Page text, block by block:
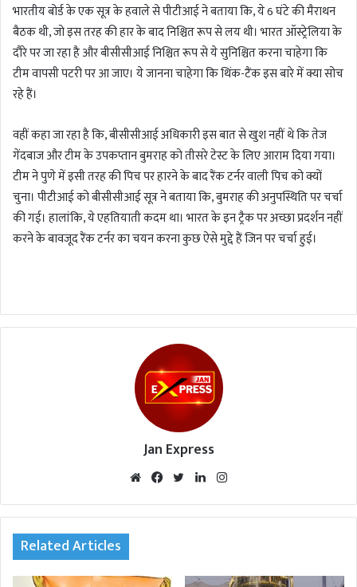
भारतीय बोर्ड के एक सूत्र के हवाले से पीटीआई ने बताया कि, ये 6 घंटे की मैराथन
बैठक थी, जो इस तरह की हार के बाद निश्चित रूप से लय थी। भारत ऑस्ट्रेलिया के
दौरे पर जा रहा है और बीसीसीआई निश्चित रूप से ये सुनिश्चित करना चाहेगा कि
टीम वापसी पटरी पर आ जाए। ये जानना चाहेगा कि थिंक-टैंक इस बारे में क्या सोच
रहे हैं।
वहीं कहा जा रहा है कि, बीसीसीआई अधिकारी इस बात से खुश नहीं थे कि तेज
गेंदबाज और टीम के उपकप्तान बुमराह को तीसरे टेस्ट के लिए आराम दिया गया।
टीम ने पुणे में इसी तरह की पिच पर हारने के बाद रैंक टर्नर वाली पिच को क्यों
चुना। पीटीआई को बीसीसीआई सूत्र ने बताया कि, बुमराह की अनुपस्थिति पर चर्चा
की गई। हालांकि, ये एहतियाती कदम था। भारत के इन ट्रैक पर अच्छा प्रदर्शन नहीं
करने के बावजूद रैंक टर्नर का चयन करना कुछ ऐसे मुद्दे हैं जिन पर चर्चा हुई।
Jan Express
We
te
Fac
oo
Twi
r
Lin
In am
Related Articles